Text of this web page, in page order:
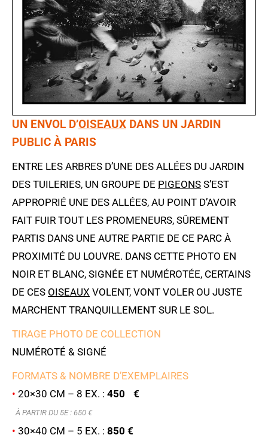
UN ENVOL D’OISEAUX DANS UN JARDIN
PUBLIC À PARIS
ENTRE LES ARBRES D’UNE DES ALLÉES DU JARDIN
DES TUILERIES, UN GROUPE DE PIGEONS S’EST
APPROPRIÉ UNE DES ALLÉES, AU POINT D’AVOIR
FAIT FUIR TOUT LES PROMENEURS, SÛREMENT
PARTIS DANS UNE AUTRE PARTIE DE CE PARC À
PROXIMITÉ DU LOUVRE. DANS CETTE PHOTO EN
NOIR ET BLANC, SIGNÉE ET NUMÉROTÉE, CERTAINS
DE CES OISEAUX VOLENT, VONT VOLER OU JUSTE
MARCHENT TRANQUILLEMENT SUR LE SOL.
TIRAGE PHOTO DE COLLECTION
NUMÉROTÉ & SIGNÉ
FORMATS & NOMBRE D’EXEMPLAIRES
• 20×30 CM – 8 EX. : 450 €
À PARTIR DU 5E : 650 €
• 30×40 CM – 5 EX. : 850 €